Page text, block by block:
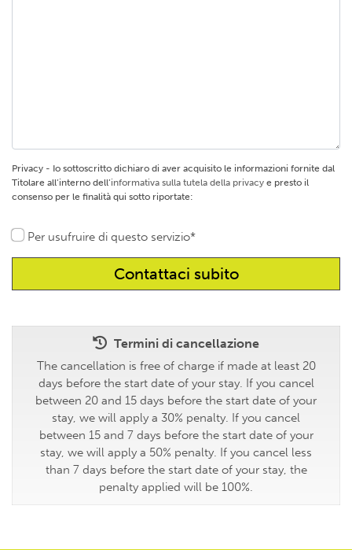
Privacy - Io sottoscritto dichiaro di aver acquisito le informazioni fornite dal
Titolare all’interno dell’informativa sulla tutela della privacy e presto il
consenso per le finalità qui sotto riportate:
Per usufruire di questo servizio*
Termini di cancellazione
The cancellation is free of charge if made at least 20
days before the start date of your stay. If you cancel
between 20 and 15 days before the start date of your
stay, we will apply a 30% penalty. If you cancel
between 15 and 7 days before the start date of your
stay, we will apply a 50% penalty. If you cancel less
than 7 days before the start date of your stay, the
penalty applied will be 100%.